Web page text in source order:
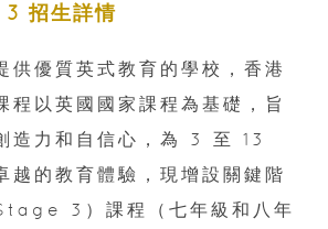
3 招生詳情
供優質英式教育的學校，香港
程以英國國家課程為基礎，旨
造力和自信心，為 3 至 13
越的教育體驗，現增設關鍵階
3）課程（七年級和八年